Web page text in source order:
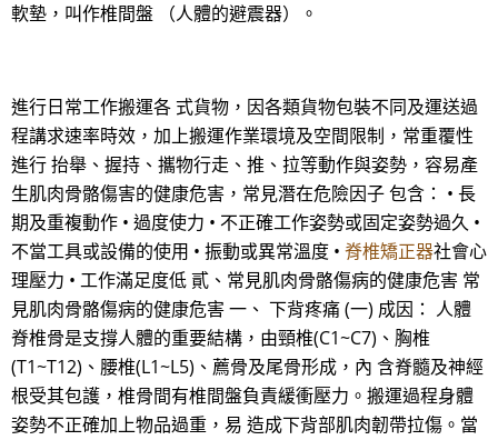
軟墊，叫作椎間盤 （人體的避震器）。
進行日常工作搬運各 式貨物，因各類貨物包裝不同及運送過
程講求速率時效，加上搬運作業環境及空間限制，常重覆性
進行 抬舉、握持、攜物行走、推、拉等動作與姿勢，容易產
生肌肉骨骼傷害的健康危害，常見潛在危險因子 包含： • 長
期及重複動作 • 過度使力 • 不正確工作姿勢或固定姿勢過久 •
不當工具或設備的使用 • 振動或異常溫度 • 脊椎矯正器社會心
理壓力 • 工作滿足度低 貳、常見肌肉骨骼傷病的健康危害 常
見肌肉骨骼傷病的健康危害 一、 下背疼痛 (一) 成因： 人體
脊椎骨是支撐人體的重要結構，由頸椎(C1~C7)、胸椎
(T1~T12)、腰椎(L1~L5)、薦骨及尾骨形成，內 含脊髓及神經
根受其包護，椎骨間有椎間盤負責緩衝壓力。搬運過程身體
姿勢不正確加上物品過重，易 造成下背部肌肉韌帶拉傷。當